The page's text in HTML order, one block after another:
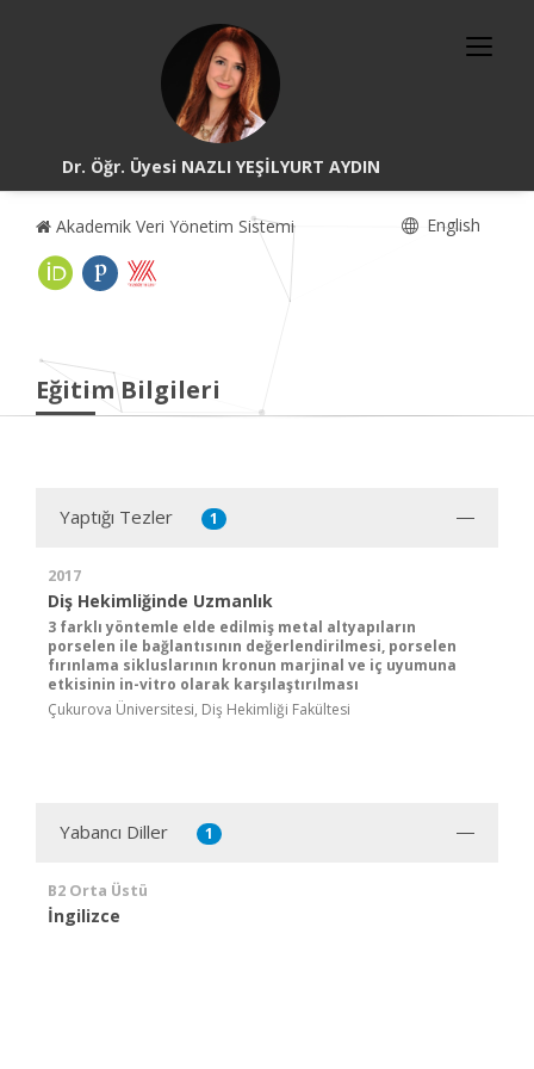
Dr. Öğr. Üyesi NAZLI YEŞİLYURT AYDIN
Akademik Veri Yönetim Sistemi English
Eğitim Bilgileri
Yaptığı Tezler 1
2017
Diş Hekimliğinde Uzmanlık
3 farklı yöntemle elde edilmiş metal altyapıların
porselen ile bağlantısının değerlendirilmesi, porselen
fırınlama sikluslarının kronun marjinal ve iç uyumuna
etkisinin in-vitro olarak karşılaştırılması
Çukurova Üniversitesi, Diş Hekimliği Fakültesi
Yabancı Diller 1
B2 Orta Üstü
İngilizce